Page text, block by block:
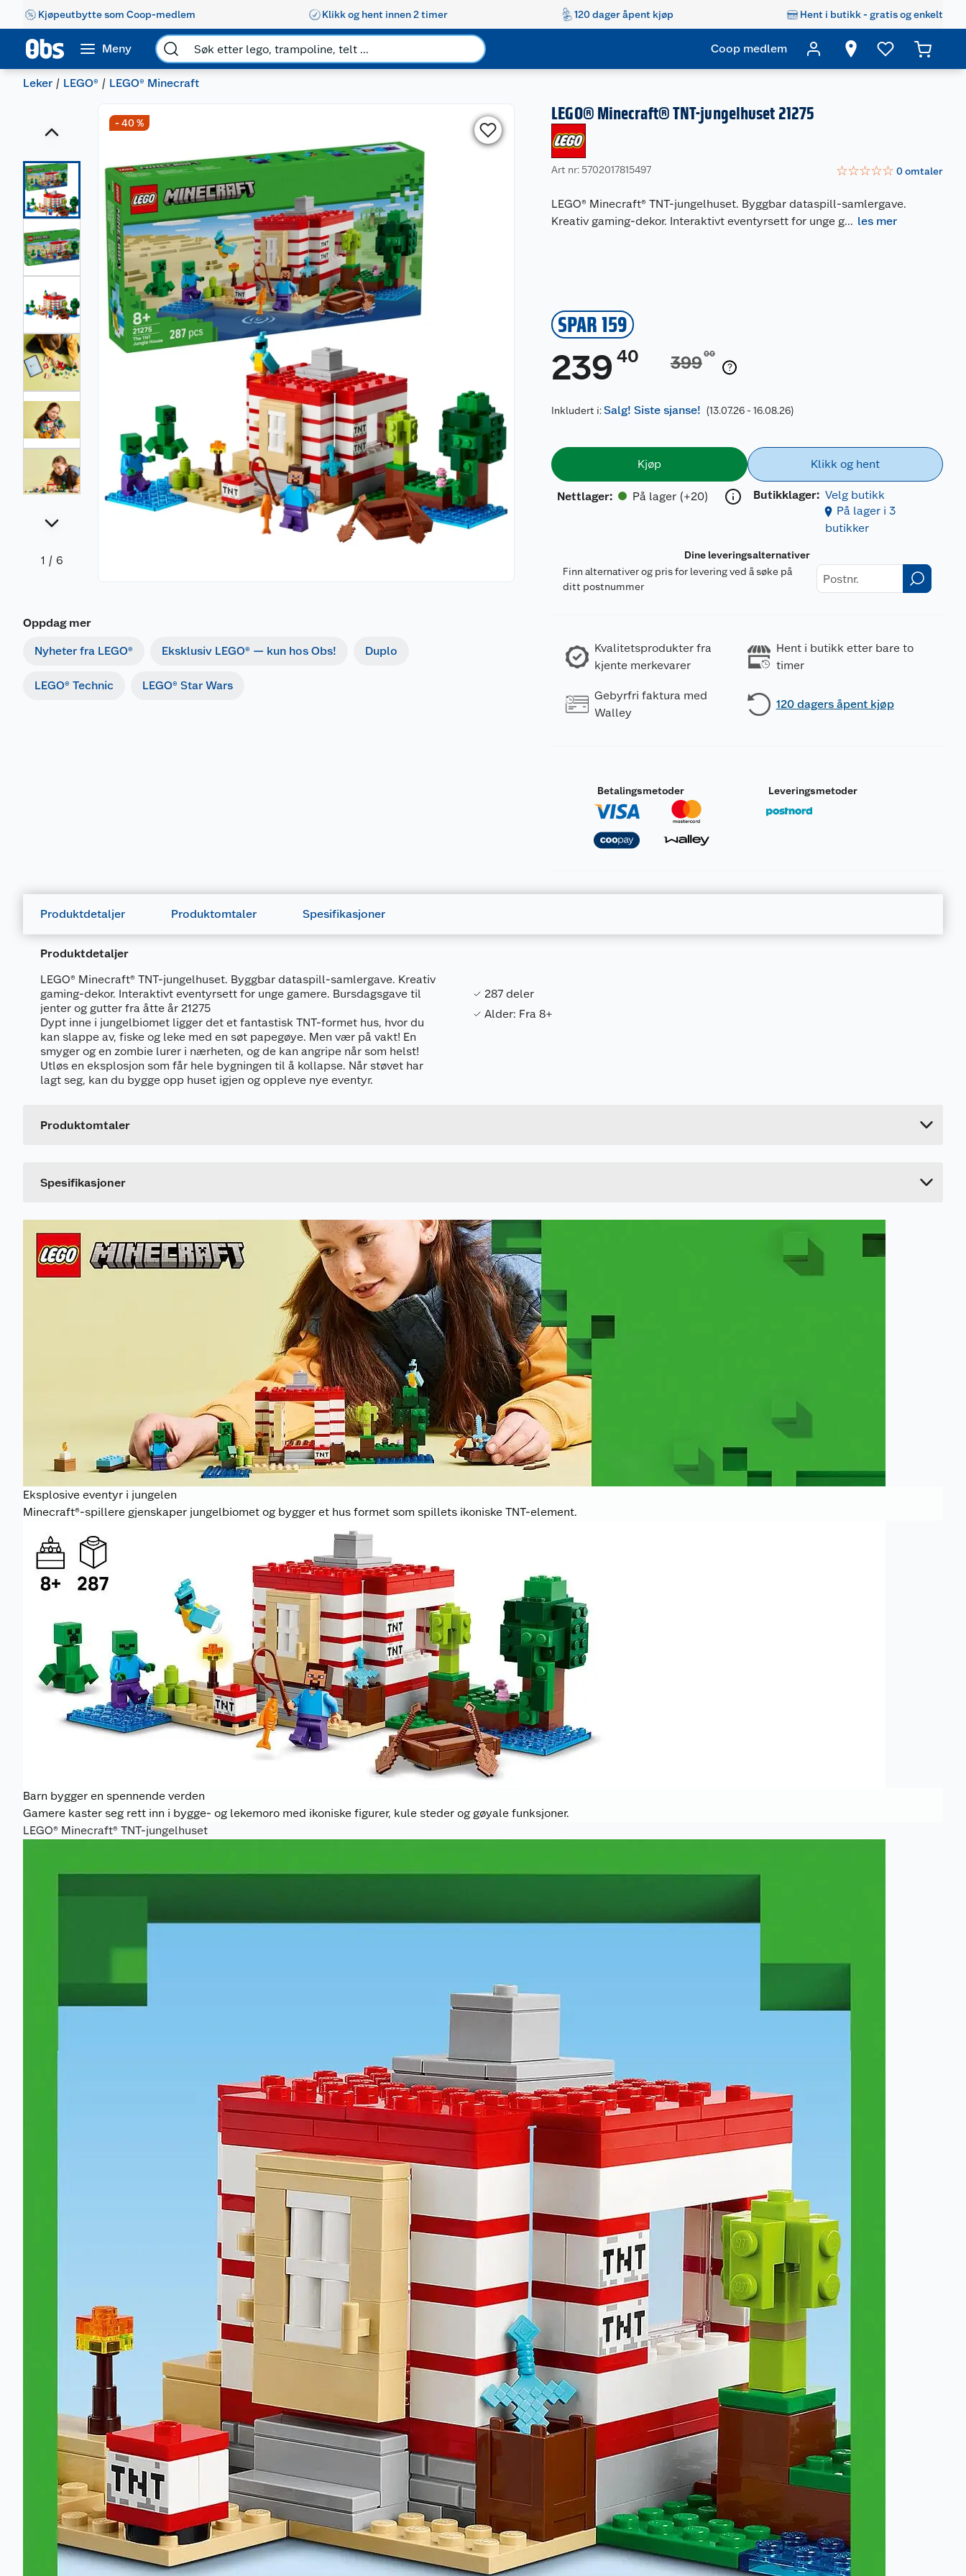
Kjøpeutbytte som Coop-medlem Klikk og hent innen 2 timer 120 dager åpent kjøp Hent i butikk - gratis og enkelt
Meny Coop medlem
Leker LEGO® LEGO® Minecraft
1 / 6
- 40 %
Oppdag mer
Nyheter fra LEGO® Eksklusiv LEGO® — kun hos Obs! Duplo
LEGO® Technic LEGO® Star Wars
LEGO® Minecraft® TNT-jungelhuset 21275
Art nr: 5702017815497 ☆☆☆☆☆ 0omtaler
LEGO® Minecraft® TNT-jungelhuset. Byggbar dataspill-samlergave.
Kreativ gaming-dekor. Interaktivt eventyrsett for unge g... les mer
SPAR 159
239 40 39900
Inkludert i:Salg! Siste sjanse! (13.07.26 - 16.08.26)
Kjøp
Nettlager: På lager (+20)
Klikk og hent
Butikklager: Velg butikk
På lager i 3
butikker
Dine leveringsalternativer
Finn alternativer og pris for levering ved å søke på
ditt postnummer
Kvalitetsprodukter fra
kjente merkevarer
Hent i butikk etter bare to
timer
Gebyrfri faktura med
Walley
120 dagers åpent kjøp
Betalingsmetoder Leveringsmetoder
Produktdetaljer Produktomtaler Spesifikasjoner
Produktdetaljer
LEGO® Minecraft® TNT-jungelhuset. Byggbar dataspill-samlergave. Kreativ
gaming-dekor. Interaktivt eventyrsett for unge gamere. Bursdagsgave til
jenter og gutter fra åtte år 21275
Dypt inne i jungelbiomet ligger det et fantastisk TNT-formet hus, hvor du
kan slappe av, fiske og leke med en søt papegøye. Men vær på vakt! En
smyger og en zombie lurer i nærheten, og de kan angripe når som helst!
Utløs en eksplosjon som får hele bygningen til å kollapse. Når støvet har
lagt seg, kan du bygge opp huset igjen og oppleve nye eventyr.
287 deler
Alder: Fra 8+
Produktomtaler
Spesifikasjoner
Generelt
Leverandørens artikkelnummer
Eksplosive eventyr i jungelen
Minecraft®-spillere gjenskaper jungelbiomet og bygger et hus formet som spillets ikoniske TNT-element.
Barn bygger en spennende verden
Gamere kaster seg rett inn i bygge- og lekemoro med ikoniske figurer, kule steder og gøyale funksjoner.
LEGO® Minecraft® TNT-jungelhuset